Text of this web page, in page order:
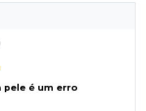
pele é um erro